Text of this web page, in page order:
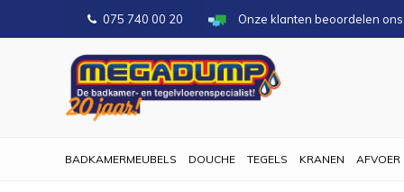
075 740 00 20 Onze klanten beoordelen
BADKAMERMEUBELS DOUCHE TEGELS KRANEN AFVOER